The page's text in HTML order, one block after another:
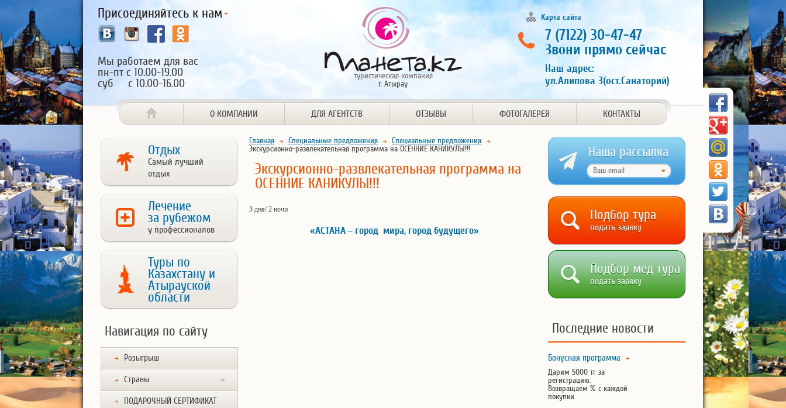
Присоединяйтесь к нам
Мы работаем для вас
пн-пт с 10.00-19.00
суб с 10.00-16.00
туристическая компания
г. Атырау
Карта сайта
7 (7122) 30-47-47
Звони прямо сейчас
Наш адрес:
ул.Алипова 3(ост.Санаторий)
О КОМПАНИИ ДЛЯ АГЕНТСТВ ОТЗЫВЫ ФОТОГАЛЕРЕЯ КОНТАКТЫ
Отдых
Самый лучший
отдых
Лечение
за рубежом
у профессионалов
Туры по
Казахстану и
Атырауской
области
Навигация по сайту
Розыгрыш
Страны
ПОДАРОЧНЫЙ СЕРТИФИКАТ
Главная Специальные предложения
Специальные предложения
Экскурсионно-развлекательная программа на ОСЕННИЕ КАНИКУЛЫ!!!
Экскурсионно-развлекательная программа на
ОСЕННИЕ КАНИКУЛЫ!!!
З дня/ 2 ночи
«АСТАНА – город мира, город будущего»
Наша рассылка
Подбор тура
подать заявку
Подбор мед тура
подать заявку
Последние новости
Бонусная программа
Дарим 5000 тг за
регистрацию.
Возвращаем % с каждой
покупки.